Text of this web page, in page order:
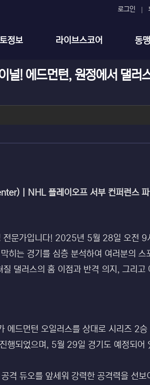
로그인
정보 라이브스코어 동
! 에드먼턴, 원정에서 댈러
| NHL 플레이오프 서부 컨퍼런스
전문가입니다! 2025년 5월 28일 오전
히는 경기를 심층 분석하여 여러분의 스
댈러스의 홈 이점과 반격 의지, 그리고
드먼턴 오일러스를 상대로 시리즈 2
되었으며, 5월 29일 경기도 예정되어
격 듀오를 앞세워 강력한 공격력을 선보